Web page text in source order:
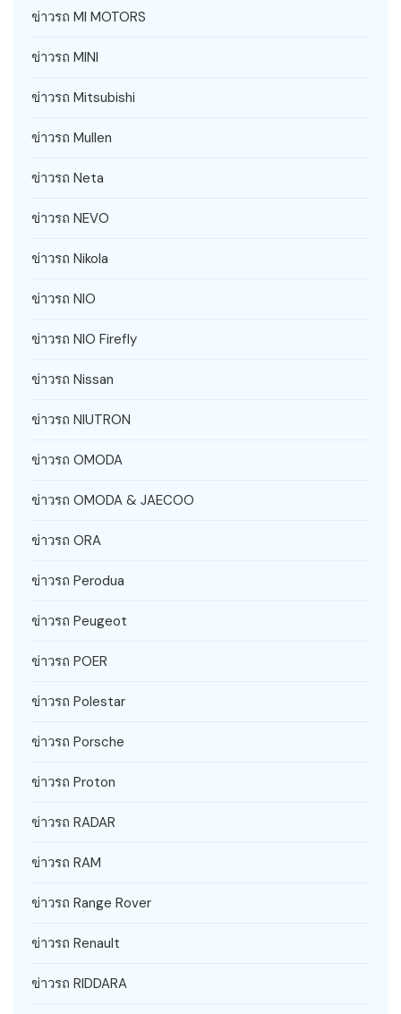
ข่าวรถ MI MOTORS
ข่าวรถ MINI
ข่าวรถ Mitsubishi
ข่าวรถ Mullen
ข่าวรถ Neta
ข่าวรถ NEVO
ข่าวรถ Nikola
ข่าวรถ NIO
ข่าวรถ NIO Firefly
ข่าวรถ Nissan
ข่าวรถ NIUTRON
ข่าวรถ OMODA
ข่าวรถ OMODA & JAECOO
ข่าวรถ ORA
ข่าวรถ Perodua
ข่าวรถ Peugeot
ข่าวรถ POER
ข่าวรถ Polestar
ข่าวรถ Porsche
ข่าวรถ Proton
ข่าวรถ RADAR
ข่าวรถ RAM
ข่าวรถ Range Rover
ข่าวรถ Renault
ข่าวรถ RIDDARA